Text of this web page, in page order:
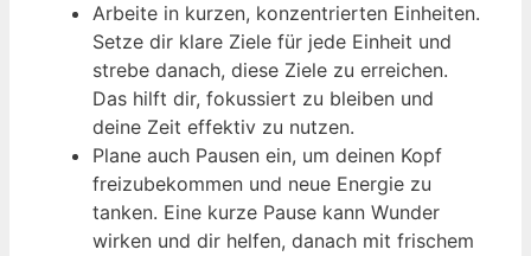
Arbeite in kurzen, konzentrierten Einheiten.
Setze dir klare Ziele für jede Einheit und
strebe danach, diese Ziele zu erreichen.
Das hilft dir, fokussiert zu bleiben und
deine Zeit effektiv zu nutzen.
Plane auch Pausen ein, um deinen Kopf
freizubekommen und neue Energie zu
tanken. Eine kurze Pause kann Wunder
wirken und dir helfen, danach mit frischem